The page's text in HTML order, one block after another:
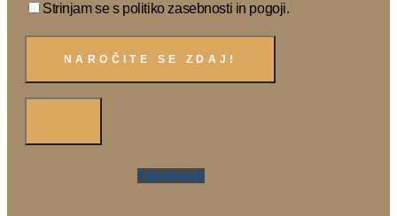
Strinjam se s politiko zasebnosti in pogoji.
Facebook